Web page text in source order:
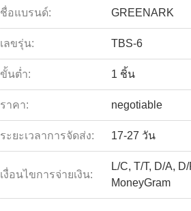
ชื่อแบรนด์: GREENARK
เลขรุ่น: TBS-6
ขั้นต่ำ: 1 ชิ้น
ราคา: negotiable
ระยะเวลาการจัดส่ง: 17-27 วัน
เงื่อนไขการจ่ายเงิน:
L/C, T/T, D/A,
MoneyGram